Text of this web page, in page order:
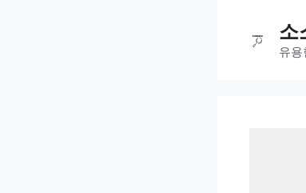
소
유